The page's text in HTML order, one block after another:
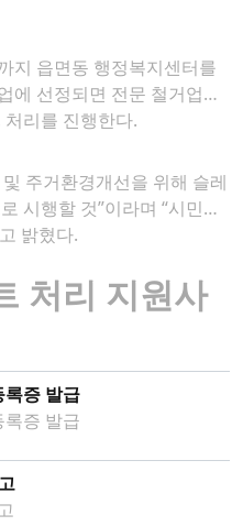
지 읍면동 행정복지센터를
에 선정되면 전문 철거업체
리를 진행한다.
주거환경개선을 위해 슬레
시행할 것”이라며 “시민들
밝혔다.
처리 지원사
록증 발급
증 발급